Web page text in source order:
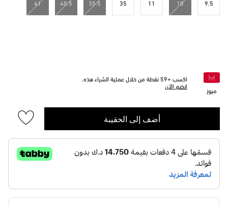
9.5
10
11
35
35.5
40.5
41
ميوز
اكسب +59 نقطة من خلال عملية الشراء هذه.
انضم الآن
أضف إلى الحقيبة